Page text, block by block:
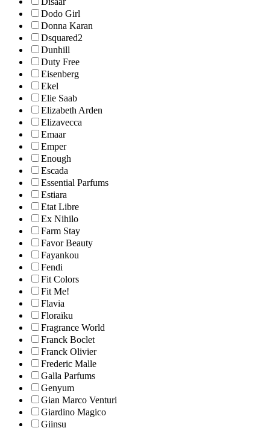
Dodo Girl
Donna Karan
Dsquared2
Dunhill
Duty Free
Eisenberg
Ekel
Elie Saab
Elizabeth Arden
Elizavecca
Emaar
Emper
Enough
Escada
Essential Parfums
Estiara
Etat Libre
Ex Nihilo
Farm Stay
Favor Beauty
Fayankou
Fendi
Fit Colors
Fit Me!
Flavia
Floraïku
Fragrance World
Franck Boclet
Franck Olivier
Frederic Malle
Galla Parfums
Genyum
Gian Marco Venturi
Giardino Magico
Giinsu